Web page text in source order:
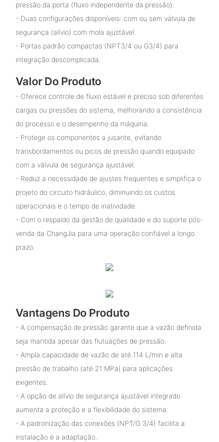
pressão da porta (fluxo independente da pressão).
- Duas configurações disponíveis: com ou sem válvula de
segurança (alívio) com mola ajustável.
- Portas padrão compactas (NPT3/4 ou G3/4) para
integração descomplicada.
Valor Do Produto
- Oferece controle de fluxo estável e preciso sob diferentes
cargas ou pressões do sistema, melhorando a consistência
do processo e o desempenho da máquina.
- Protege os componentes a jusante, evitando
transbordamentos ou picos de pressão quando equipado
com a válvula de segurança ajustável.
- Reduz a necessidade de ajustes frequentes e simplifica o
projeto do circuito hidráulico, diminuindo os custos
operacionais e o tempo de inatividade.
- Com o respaldo da gestão de qualidade e do suporte pós-
venda da ChangJia para uma operação confiável a longo
prazo.
Vantagens Do Produto
- A compensação de pressão garante que a vazão definida
seja mantida apesar das flutuações de pressão.
- Ampla capacidade de vazão de até 114 L/min e alta
pressão de trabalho (até 21 MPa) para aplicações
exigentes.
- A opção de alívio de segurança ajustável integrado
aumenta a proteção e a flexibilidade do sistema.
- A padronização das conexões (NPT/G 3/4) facilita a
instalação e a adaptação.